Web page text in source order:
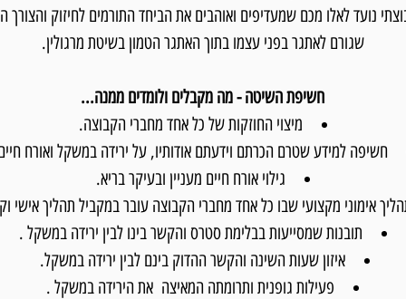
נועד לאלו מכם שמעדיפים ואוהבים את הביחד התורמים לחיזוק והצורך
שגורם לאתגר בפני עצמו בתוך האתגר הטמון בשיטת מרגולין.
חשיפת השיטה - מה מקבלים ולומדים ממנה...
מיצוי החוזקות של כל אחד מחברי הקבוצה.
חשיפה למידע שטרם הכרתם וידעתם אודותיו, על ירידה במשקל ואורח
גילוי אורח חיים מעניין ובעיקר בריא.
אימוני מקצועי שבו כל אחד מחברי הקבוצה עובר במקביל תהליך אישי
תובנות שמסייעות בבלימת סטרס והקשר בינו לבין ירידה במשקל .
איזון שעות השינה והקשר ההדוק בינם לבין ירידה במשקל.
פעילות גופנית ותרומתה המאיצה את הירידה במשקל .